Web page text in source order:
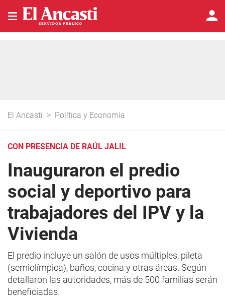
El Ancasti > Política y Economía
CON PRESENCIA DE RAÚL JALIL
Inauguraron el predio
social y deportivo para
trabajadores del IPV y la
Vivienda
El predio incluye un salón de usos múltiples, pileta
(semiolímpica), baños, cocina y otras áreas. Según
detallaron las autoridades, más de 500 familias serán
beneficiadas.